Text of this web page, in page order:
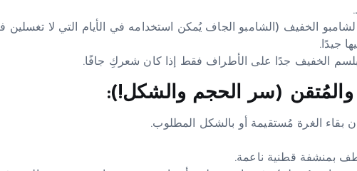
الخفيف (الشامبو الجاف يُمكن استخدامه في الأيام التي لا تغسلين
جيدًا.
الخفيف جدًا على الأطراف فقط إذا كان شعركِ جافًا.
والمُتقن (سر الحجم والشكل!):
بقاء الغرة مُستقيمة أو بالشكل المطلوب.
بمنشفة قطنية ناعمة.